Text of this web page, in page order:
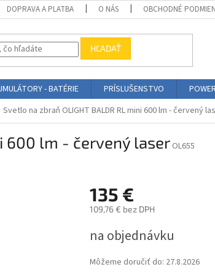
DOPRAVA A PLATBA O NÁS OBCHODNÉ
HĽADAŤ
- BATÉRIE PRÍSLUŠENSTVO
Svetlo na zbraň OLIGHT BALDR RL mini 600 lm - červený
600 lm - červený laserOL655
135 €
109,76 € bez DPH
cena:
na objednávku
Môžeme doručiť do: 27.8.2026